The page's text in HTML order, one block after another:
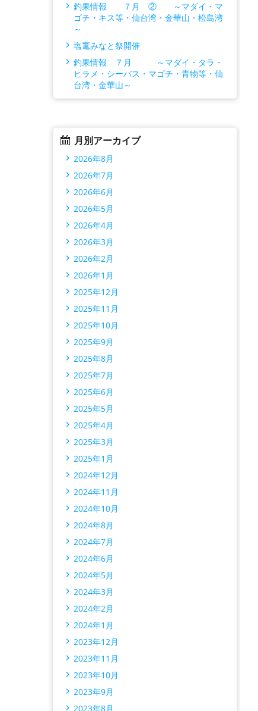
釣果情報 ７月 ② ～マダイ・マ
ゴチ・キス等・仙台湾・金華山・松島湾
～
塩竃みなと祭開催
釣果情報 ７月 ～マダイ・タラ・
ヒラメ・シーバス・マゴチ・青物等・仙
台湾・金華山～
月別アーカイブ
2026年8月
2026年7月
2026年6月
2026年5月
2026年4月
2026年3月
2026年2月
2026年1月
2025年12月
2025年11月
2025年10月
2025年9月
2025年8月
2025年7月
2025年6月
2025年5月
2025年4月
2025年3月
2025年1月
2024年12月
2024年11月
2024年10月
2024年8月
2024年7月
2024年6月
2024年5月
2024年3月
2024年2月
2024年1月
2023年12月
2023年11月
2023年10月
2023年9月
2023年8月